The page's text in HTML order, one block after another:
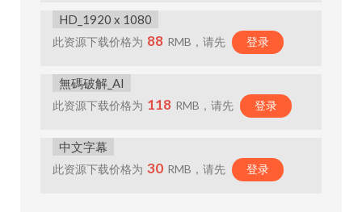
HD_1920 x 1080
此资源下载价格为 88 RMB，请先 登录
無碼破解_AI
此资源下载价格为 118 RMB，请先 登录
中文字幕
此资源下载价格为 30 RMB，请先 登录